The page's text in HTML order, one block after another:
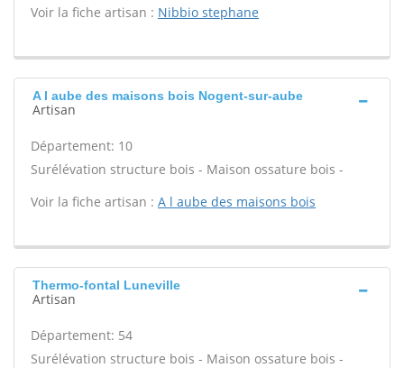
Voir la fiche artisan : Nibbio stephane
A l aube des maisons bois Nogent-sur-aube
Artisan
Département: 10
Surélévation structure bois - Maison ossature bois -
Voir la fiche artisan : A l aube des maisons bois
Thermo-fontal Luneville
Artisan
Département: 54
Surélévation structure bois - Maison ossature bois -